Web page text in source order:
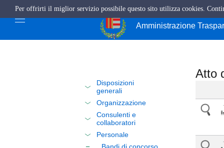
Città di Cava
Amministrazione
Disposizioni
generali
Organizzazione
Consulenti e
collaboratori
Personale
Atto
Per offrirti il miglior servizio possibile questo sito utilizza cookies.